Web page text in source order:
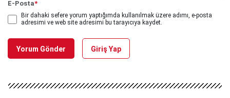
E-Posta*
Bir dahaki sefere yorum yaptığımda kullanılmak üzere adımı, e-posta
adresimi ve web site adresimi bu tarayıcıya kaydet.
Yorum Gönder Giriş Yap